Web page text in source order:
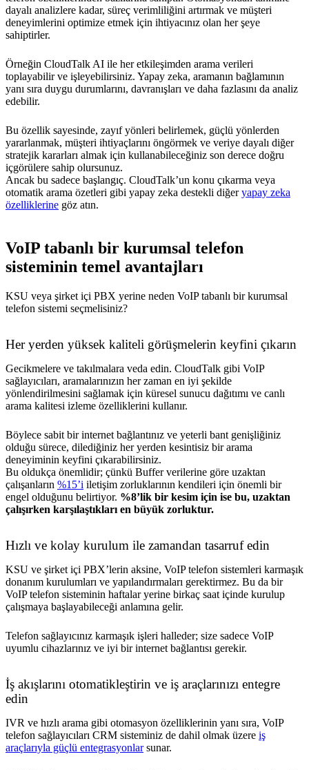
dayalı analizlere kadar, süreç verimliliğini artırmak ve müşteri
deneyimlerini optimize etmek için ihtiyacınız olan her şeye
sahiptirler.
Örneğin CloudTalk AI ile her etkileşimden arama verileri
toplayabilir ve işleyebilirsiniz. Yapay zeka, aramanın bağlamının
yanı sıra duygu durumlarını, davranışları ve daha fazlasını da analiz
edebilir.
Bu özellik sayesinde, zayıf yönleri belirlemek, güçlü yönlerden
yararlanmak, müşteri ihtiyaçlarını öngörmek ve veriye dayalı diğer
stratejik kararları almak için kullanabileceğiniz son derece doğru
içgörülere sahip olursunuz.
Ancak bu sadece başlangıç. CloudTalk’un konu çıkarma veya
otomatik arama özetleri gibi yapay zeka destekli diğeryapay zeka
özelliklerine göz atın.
VoIP tabanlı bir kurumsal telefon
sisteminin temel avantajları
KSU veya şirket içi PBX yerine neden VoIP tabanlı bir kurumsal
telefon sistemi seçmelisiniz?
Her yerden yüksek kaliteli görüşmelerin keyfini çıkarın
Gecikmelere ve takılmalara veda edin. CloudTalk gibi VoIP
sağlayıcıları, aramalarınızın her zaman en iyi şekilde
yönlendirilmesini sağlamak için küresel sunucu dağıtımı ve canlı
arama kalitesi izleme özelliklerini kullanır.
Böylece sabit bir internet bağlantınız ve yeterli bant genişliğiniz
olduğu sürece, dilediğiniz her yerden kesintisiz bir arama
deneyiminin keyfini çıkarabilirsiniz.
Bu oldukça önemlidir; çünkü Buffer verilerine göre uzaktan
çalışanların %15’i iletişim zorluklarının kendileri için önemli bir
engel olduğunu belirtiyor. %8’lik bir kesim için ise bu, uzaktan
çalışırken karşılaştıkları en büyük zorluktur.
Hızlı ve kolay kurulum ile zamandan tasarruf edin
KSU ve şirket içi PBX’lerin aksine, VoIP telefon sistemleri karmaşık
donanım kurulumları ve yapılandırmaları gerektirmez. Bu da bir
VoIP telefon sisteminin haftalar yerine birkaç saat içinde kurulup
çalışmaya başlayabileceği anlamına gelir.
Telefon sağlayıcınız karmaşık işleri halleder; size sadece VoIP
uyumlu cihazlarınız ve iyi bir internet bağlantısı gerekir.
İş akışlarını otomatikleştirin ve iş araçlarınızı entegre
edin
IVR ve hızlı arama gibi otomasyon özelliklerinin yanı sıra, VoIP
telefon sağlayıcıları CRM sisteminiz de dahil olmak üzere iş
araçlarıyla güçlü entegrasyonlarsunar.